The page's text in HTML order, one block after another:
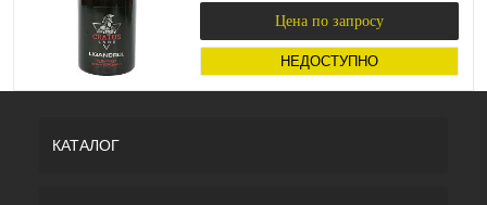
Цена по запросу
НЕДОСТУПНО
КАТАЛОГ